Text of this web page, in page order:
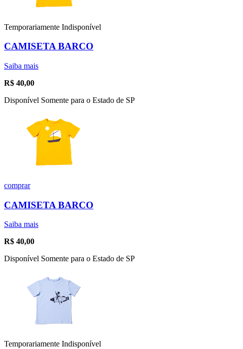
Temporariamente Indisponível
CAMISETA BARCO
Saiba mais
R$ 40,00
Disponível Somente para o Estado de SP
comprar
CAMISETA BARCO
Saiba mais
R$ 40,00
Disponível Somente para o Estado de SP
Temporariamente Indisponível